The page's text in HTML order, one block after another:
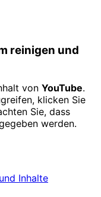
reinigen und
von YouTube.
klicken Sie
Sie, dass
werden.
Inhalte